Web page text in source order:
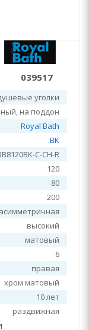
039517
уголки
на поддон
Royal Bath
BK
C-CH-R
120
80
200
асимметричная
высокий
матовый
6
правая
хром матовый
10 лет
раздвижная